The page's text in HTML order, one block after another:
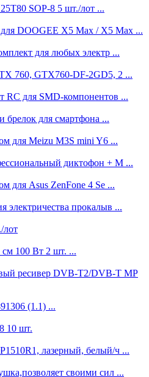
SOP-8 5 шт./лот ...
DOOGEE X5 Max / X5 Max ...
для любых электр ...
760, GTX760-DF-2GD5, 2 ...
RC для SMD-компонентов ...
для смартфона ...
для Meizu M3S mini Y6 ...
диктофон + M ...
для Asus ZenFone 4 Se ...
электричества прокалыв ...
лот
100 Вт 2 шт. ...
ресивер DVB-T2/DVB-T MP
(1.1) ...
10 шт.
лазерный, белый/ч ...
своими сил ...